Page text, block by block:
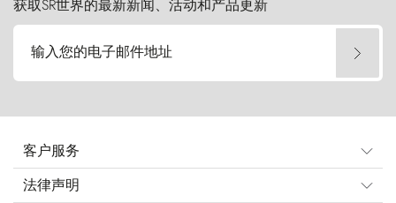
获取SR世界的最新新闻、活动和产品更新
输入您的电子邮件地址
客户服务
法律声明